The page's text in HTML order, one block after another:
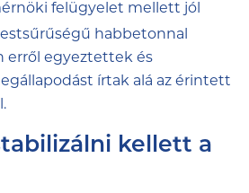
felügyelet mellett jól
habbetonnal
erről egyeztettek és
írtak alá az érintett
kellett a